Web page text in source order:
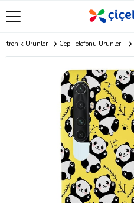
Ürünler Cep Telefonu Ürünleri